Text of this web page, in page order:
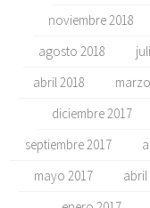
noviembre 2018
agosto 2018
abril 2018
diciembre 2017
septiembre 2017
mayo 2017
abril